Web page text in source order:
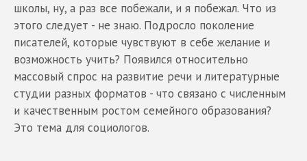
школы, ну, а раз все побежали, и я побежал. Что из
этого следует - не знаю. Подросло поколение
писателей, которые чувствуют в себе желание и
возможность учить? Появился относительно
массовый спрос на развитие речи и литературные
студии разных форматов - что связано с численным
и качественным ростом семейного образования?
Это тема для социологов.